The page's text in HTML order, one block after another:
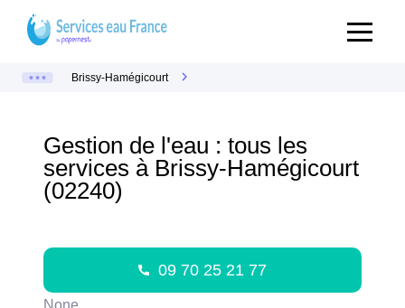
Brissy-Hamégicourt
Gestion de l'eau : tous les
services à Brissy-Hamégicourt
(02240)
09 70 25 21 77
None